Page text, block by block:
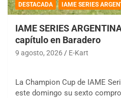
DESTACADA IAME SERIES
IAME SERIES
capítulo en Baradero
9 agosto, 2026 E-Kart
La Champion Cup de IAME
este domingo su sexto
COBERTURA ON-LINE DE E-